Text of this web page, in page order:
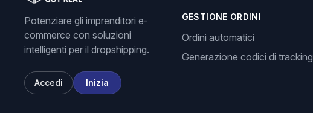
Potenziare gli imprenditori e-
commerce con soluzioni
intelligenti per il dropshipping.
Accedi Inizia
GESTIONE ORDINI
Ordini automatici
Generazione codici di tracking